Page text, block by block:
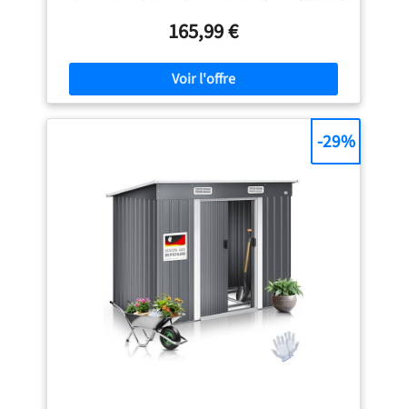
hauteur de 181 cm, il permet d'accéder facilement à vos
objets sans vous baisser, aidant à maintenir votre jardin,
votre terrasse ou votre balcon propre et ordonné. Acier
Galvanisé Premium: Fabriqué en acier galvanisé robuste
avec un revêtement protecteur de haute qualité, ce
cabanon résiste à la rouille, à la corrosion, aux rayons UV
garantissent une forte stabilité. Sûr et Ventilé: Équipé de
portes en métal verrouillables pour protéger vos objets de
valeur contre le vol et les petits animaux. Les grilles de
prévenant l'accumulation d'humidité et de moisissures,
tandis que le toit incliné évacue efficacement l'eau de
pluie pour éviter les accumulations. Fondation Renforcée
et Montage Simple: Il est livré avec un cadre de fondation
renforcé pour une stabilité améliorée, même par temps
orageux. Toutes les pièces sont clairement étiquetées, et
un manuel détaillé étape par étape ainsi que des gants de
montage sont inclus pour un montage rapide et sans
165,99 €
-29%